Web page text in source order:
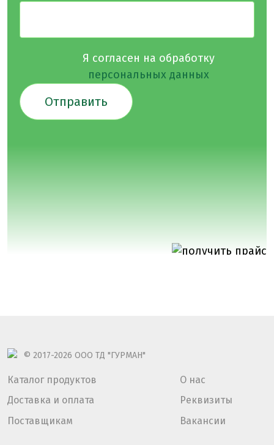
Я согласен на обработку
персональных данных
Каталог продуктов
Доставка и оплата
Поставщикам
О нас
Реквизиты
Вакансии
© 2017-2026 ООО ТД "ГУРМАН"